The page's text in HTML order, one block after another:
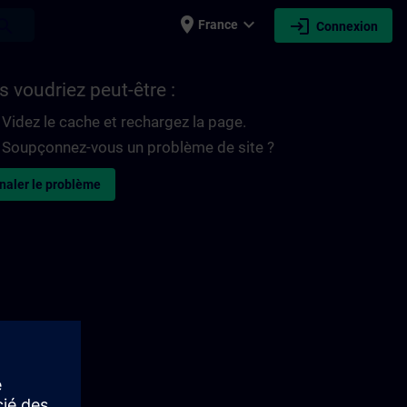
place France expand_more login Connexion
voudriez peut-être :
Videz le cache et rechargez la page.
Soupçonnez-vous un problème de site ?
le problème